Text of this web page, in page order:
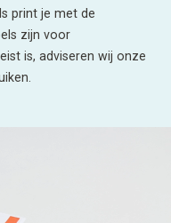
print je met de
zijn voor
is, adviseren wij onze